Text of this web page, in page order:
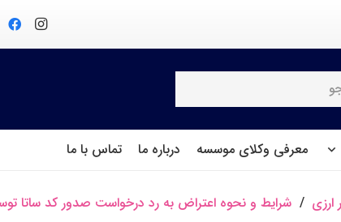
معرفی وکلای موسسه درباره ما تماس با ما
ارزی / شرایط و نحوه اعتراض به رد درخواست صدور کد ساتا